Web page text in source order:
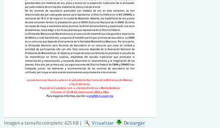
Imagen a tamaño completo:425 KB | Visualizar Descargar